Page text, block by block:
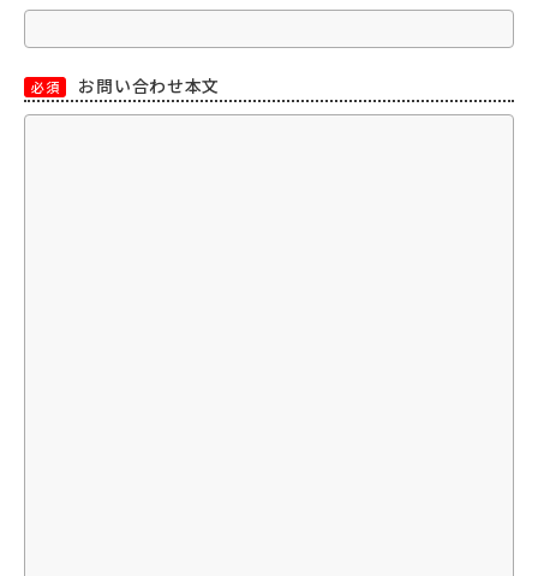
必須 お問い合わせ本文